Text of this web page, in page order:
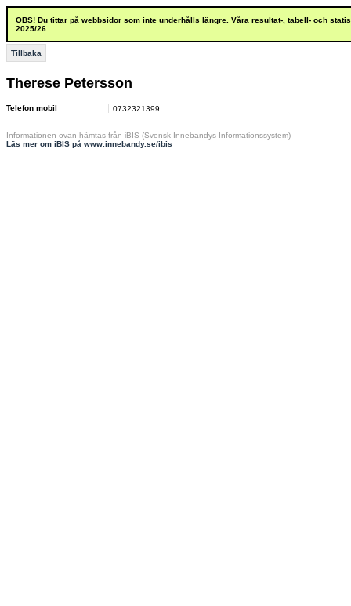
OBS! Du tittar på webbsidor som inte underhålls längre. Våra resultat-, tabell- och
2025/26.
Tillbaka
Therese Petersson
Telefon mobil 0732321399
Informationen ovan hämtas från iBIS (Svensk Innebandys Informationssystem)
Läs mer om iBIS på www.innebandy.se/ibis